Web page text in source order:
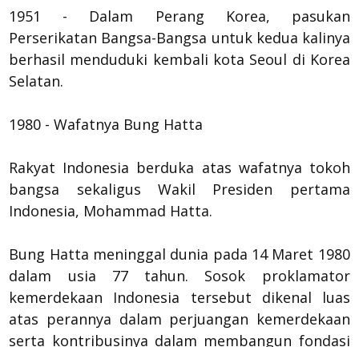
1951 - Dalam Perang Korea, pasukan
Perserikatan Bangsa-Bangsa untuk kedua kalinya
berhasil menduduki kembali kota Seoul di Korea
Selatan.
1980 - Wafatnya Bung Hatta
Rakyat Indonesia berduka atas wafatnya tokoh
bangsa sekaligus Wakil Presiden pertama
Indonesia, Mohammad Hatta.
Bung Hatta meninggal dunia pada 14 Maret 1980
dalam usia 77 tahun. Sosok proklamator
kemerdekaan Indonesia tersebut dikenal luas
atas perannya dalam perjuangan kemerdekaan
serta kontribusinya dalam membangun fondasi